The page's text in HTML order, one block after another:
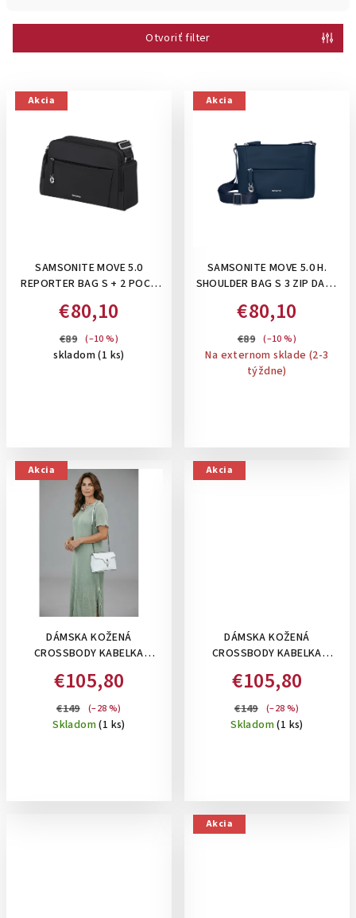
o
Otvoriť filter
V
ý
Akcia
SAMSONITE MOVE 5.0
REPORTER BAG S + 2 POCK
KABELKA 5,5 L : ČIERNA
€80,10
€89 (–10 %)
skladom(1 ks)
Akcia
SAMSONITE MOVE 5.0 H.
SHOULDER BAG S 3 ZIP DARK
CROSSBODY KABELKA 3 L :
TMAVOMODRÁ
€80,10
€89 (–10 %)
Na externom sklade (2-3
týždne)
Akcia
DÁMSKA KOŽENÁ
CROSSBODY KABELKA
€105,80
€149 (–28 %)
Skladom(1 ks)
Akcia
DÁMSKA KOŽENÁ
CROSSBODY KABELKA
BEŽOVÁ
€105,80
€149 (–28 %)
Skladom(1 ks)
Akcia